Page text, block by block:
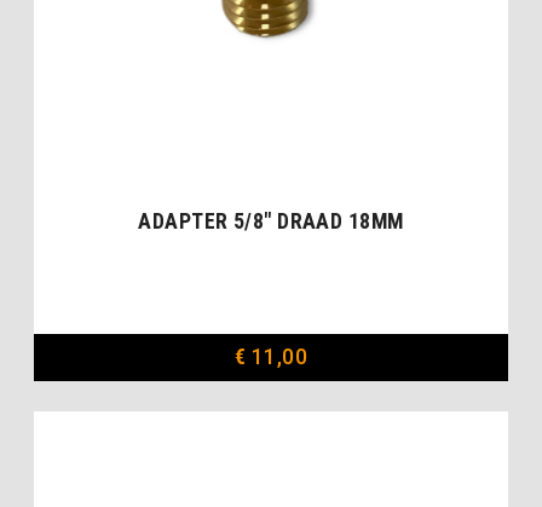
ADAPTER 5/8″ DRAAD 18MM
€ 11,00